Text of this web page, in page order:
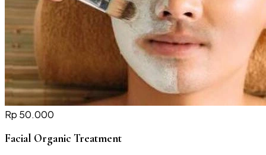
Rp 50.000
Facial Organic Treatment